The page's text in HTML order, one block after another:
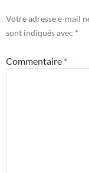
Votre adresse e-mail
sont indiqués avec *
Commentaire *